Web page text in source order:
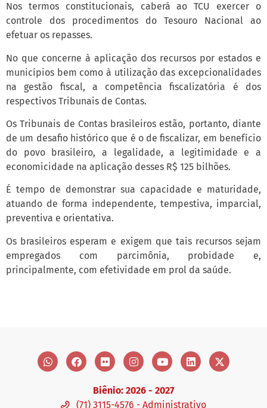
Nos termos constitucionais, caberá ao TCU exercer o
controle dos procedimentos do Tesouro Nacional ao
efetuar os repasses.
No que concerne à aplicação dos recursos por estados e
municípios bem como à utilização das excepcionalidades
na gestão fiscal, a competência fiscalizatória é dos
respectivos Tribunais de Contas.
Os Tribunais de Contas brasileiros estão, portanto, diante
de um desafio histórico que é o de fiscalizar, em benefício
do povo brasileiro, a legalidade, a legitimidade e a
economicidade na aplicação desses R$ 125 bilhões.
É tempo de demonstrar sua capacidade e maturidade,
atuando de forma independente, tempestiva, imparcial,
preventiva e orientativa.
Os brasileiros esperam e exigem que tais recursos sejam
empregados com parcimônia, probidade e,
principalmente, com efetividade em prol da saúde.
Biênio: 2026 - 2027
(71) 3115-4576 - Administrativo